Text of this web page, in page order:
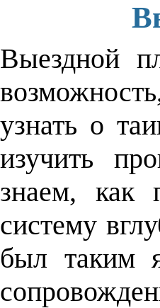
Выездной
узнать о
изучить
знаем, как
систему
был таким